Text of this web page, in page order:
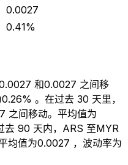
0.0027
0.41%
和0.0027 之间移
。在过去 30 天里，
之间移动。平均值为
90 天内，ARS 至MYR
均值为0.0027 ，波动率为